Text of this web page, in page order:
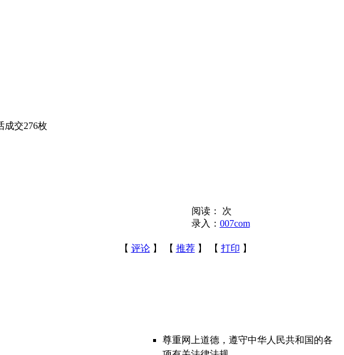
成交276枚
阅读：
次
录入： 007com
【 评论】 【 推荐】 【 打印 】
尊重网上道德，遵守中华人民共和国的各